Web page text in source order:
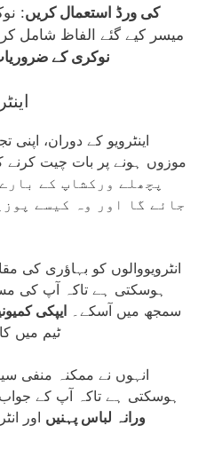
کی ورڈ استعمال کریں:
میسر کیے گئے الفاظ شامل
نوکری کے
اینٹرویو کے دوران، اپنی
موزوں ہونے پر بات چیت کرنے
پچھلے ورکشاپ کے
جائے گا اور وہ کیسے
انٹرویووالوں کو بہاؤری کی
ہوسکتی ہے تاکہ آپ کی
سمجھ میں آسکے۔ ایپکی
ٹیم میں کام کرنے کی صلاحیت دکھائیں۔
انہوں نے ممکنہ منفی
ہوسکتی ہے تاکہ آپ کے جواب
ورانہ لباس پہنیں اور